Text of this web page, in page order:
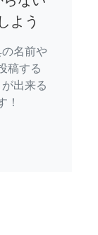
よう
名前や
稿する
出来る
！